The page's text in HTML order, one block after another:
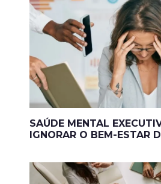
SAÚDE MENTAL
IGNORAR O BEM-ESTAR